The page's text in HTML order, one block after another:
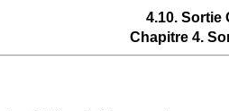
4.10. Sortie
Chapitre 4.